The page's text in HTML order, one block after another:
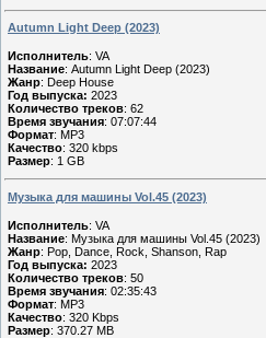
Autumn Light Deep (2023)
Исполнитель: VA
Название: Autumn Light Deep (2023)
Жанр: Deep House
Год выпуска: 2023
Количество треков: 62
Время звучания: 07:07:44
Формат: MP3
Качество: 320 kbps
Размер: 1 GB
Музыка для машины Vol.45 (2023)
Исполнитель: VA
Название: Музыка для машины Vol.45 (2023)
Жанр: Pop, Dance, Rock, Shanson, Rap
Год выпуска: 2023
Количество треков: 50
Время звучания: 02:35:43
Формат: MP3
Качество: 320 Kbps
Размер: 370.27 MB